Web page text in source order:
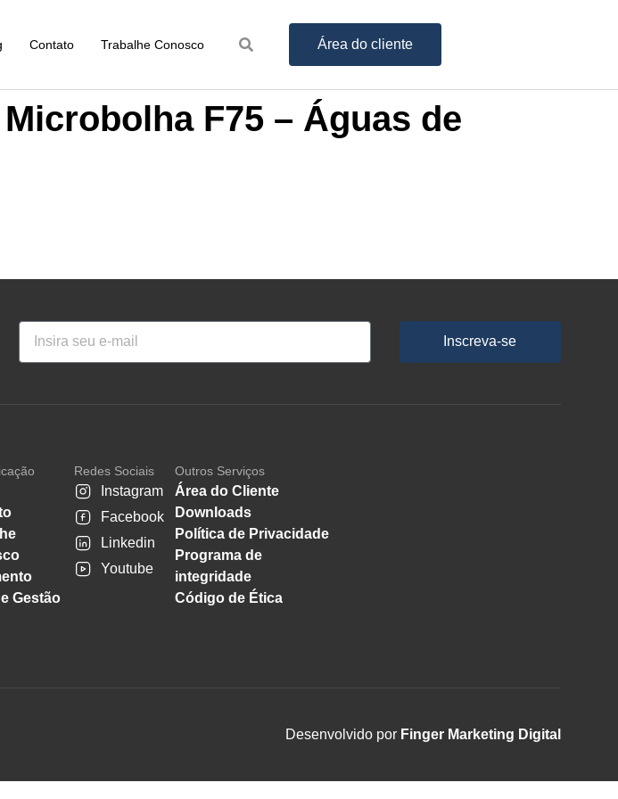
Contato Trabalhe Conosco Área do cliente
F75 – Águas de
Inscreva-se
Gestão
Redes Sociais
Instagram
Facebook
Linkedin
Youtube
Outros Serviços
Área do Cliente
Downloads
Política de Privacidade
Programa de
integridade
Código de Ética
Desenvolvido por Finger Marketing Digital